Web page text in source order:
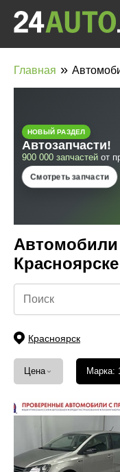
Главная »
Автомобили
Красноярске
Красноярск
Цена ⌄ Марка: